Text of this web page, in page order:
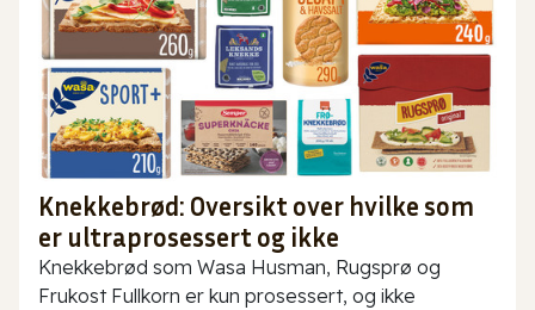
Knekkebrød: Oversikt over hvilke som
er ultraprosessert og ikke
Knekkebrød som Wasa Husman, Rugsprø og
Frukost Fullkorn er kun prosessert, og ikke